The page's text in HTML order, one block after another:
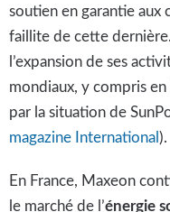
soutien en garantie aux
faillite de cette
l’expansion de ses
mondiaux, y compris
par la situation de
magazine International ).
En France, Maxeon
le marché de l’énergie